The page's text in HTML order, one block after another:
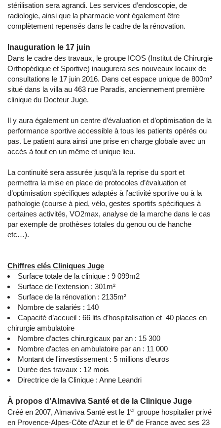
stérilisation sera agrandi. Les services d’endoscopie, de
radiologie, ainsi que la pharmacie vont également être
complètement repensés dans le cadre de la rénovation.
Inauguration le 17 juin
Dans le cadre des travaux, le groupe ICOS (Institut de Chirurgie
Orthopédique et Sportive) inaugurera ses nouveaux locaux de
consultations le 17 juin 2016. Dans cet espace unique de 800m²
situé dans la villa au 463 rue Paradis, anciennement première
clinique du Docteur Juge.
Il y aura également un centre d’évaluation et d’optimisation de la
performance sportive accessible à tous les patients opérés ou
pas. Le patient aura ainsi une prise en charge globale avec un
accès à tout en un même et unique lieu.
La continuité sera assurée jusqu’à la reprise du sport et
permettra la mise en place de protocoles d’évaluation et
d’optimisation spécifiques adaptés à l’activité sportive ou à la
pathologie (course à pied, vélo, gestes sportifs spécifiques à
certaines activités, VO2max, analyse de la marche dans le cas
par exemple de prothèses totales du genou ou de hanche
etc…).
Chiffres clés Cliniques Juge
Surface totale de la clinique : 9 099m2
Surface de l’extension : 301m²
Surface de la rénovation : 2135m²
Nombre de salariés : 140
Capacité d’accueil : 66 lits d’hospitalisation et 40 places en
chirurgie ambulatoire
Nombre d’actes chirurgicaux par an : 15 300
Nombre d’actes en ambulatoire par an : 11 000
Montant de l'investissement : 5 millions d'euros
Durée des travaux : 12 mois
Directrice de la Clinique : Anne Leandri
À propos d’Almaviva Santé et de la Clinique Juge
Créé en 2007, Almaviva Santé est le 1er groupe hospitalier privé
en Provence-Alpes-Côte d’Azur et le 6e de France avec ses 23